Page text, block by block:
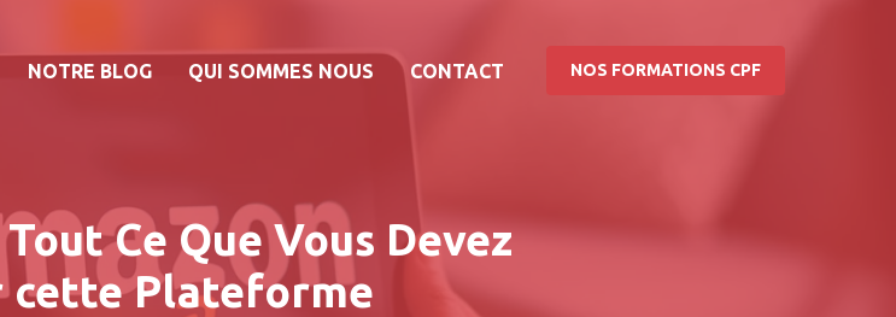
NOTRE BLOG QUI SOMMES NOUS CONTACT NOS FORMATIONS CPF
Ce Que Vous Devez
cette Plateforme